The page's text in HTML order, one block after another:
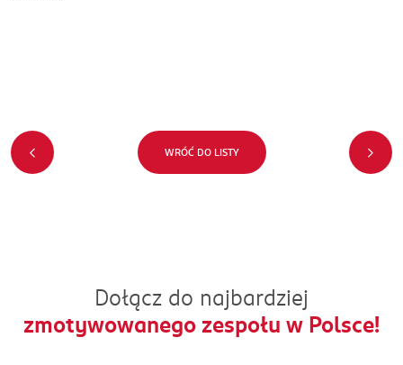
WRÓĆ DO LISTY
Dołącz do najbardziej
zmotywowanego zespołu w Polsce!